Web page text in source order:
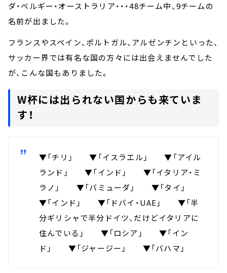
ダ・ベルギー・オーストラリア・・・48チーム中、9チームの
名前が出ました。
フランスやスペイン、ポルトガル、アルゼンチンといった、
サッカー界では有名な国の方々には出会えませんでした
が、こんな国もありました。
W杯には出られない国からも来ていま
す！
▼「チリ」 ▼「イスラエル」 ▼「アイル
ランド」 ▼「インド」 ▼「イタリア・ミ
ラノ」 ▼「バミューダ」 ▼「タイ」
▼「インド」 ▼「ドバイ・UAE」 ▼「半
分ギリシャで半分ドイツ、だけどイタリアに
住んでいる」 ▼「ロシア」 ▼「イン
ド」 ▼「ジャージー」 ▼「バハマ」